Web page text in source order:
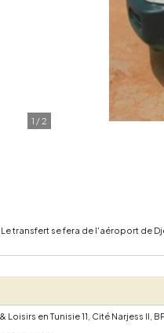
1 / 2
Le transfert se fera de l'aéroport de
Loisirs en Tunisie 11, Cité Narjess II,